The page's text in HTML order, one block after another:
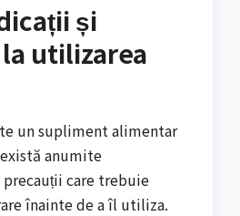
și
utilizarea
un supliment alimentar
anumite
care trebuie
înainte de a îl utiliza.